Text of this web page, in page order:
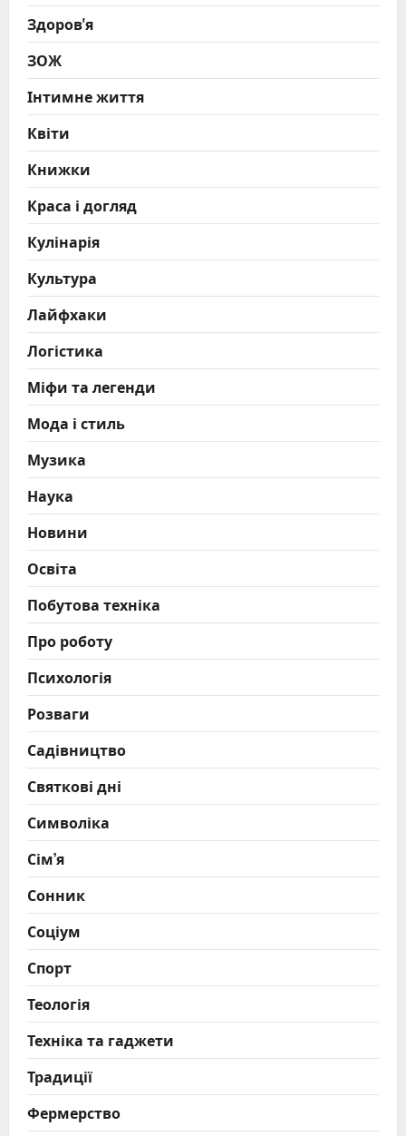
Здоров'я
ЗОЖ
Інтимне життя
Квіти
Книжки
Краса і догляд
Кулінарія
Культура
Лайфхаки
Логістика
Міфи та легенди
Мода і стиль
Музика
Наука
Новини
Освіта
Побутова техніка
Про роботу
Психологія
Розваги
Садівництво
Святкові дні
Символіка
Сім’я
Сонник
Соціум
Спорт
Теологія
Техніка та гаджети
Традиції
Фермерство